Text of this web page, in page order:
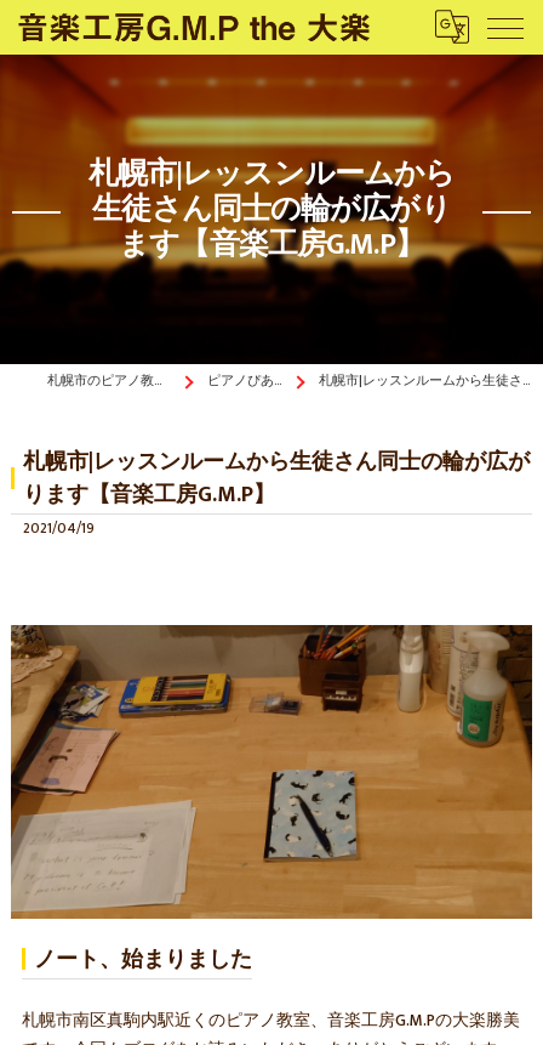
札幌市|レッスンルームから
生徒さん同士の輪が広がり
ます【音楽工房G.M.P】
札幌市のピアノ教室は音楽工房G.M.P the 大楽 ピアノぴあ〜の《ブログ》 札幌市|レッスンルームから生徒さん同士の輪が広がります【音楽工房G.M.P】
札幌市|レッスンルームから生徒さん同士の輪が広が
ります【音楽工房G.M.P】
2021/04/19
ノート、始まりました
札幌市南区真駒内駅近くのピアノ教室、音楽工房G.M.Pの大楽勝美